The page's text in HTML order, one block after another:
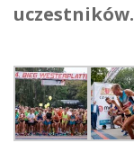
uczestników.